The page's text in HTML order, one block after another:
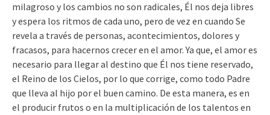
milagroso y los cambios no son radicales, Él nos deja libres
y espera los ritmos de cada uno, pero de vez en cuando Se
revela a través de personas, acontecimientos, dolores y
fracasos, para hacernos crecer en el amor. Ya que, el amor es
necesario para llegar al destino que Él nos tiene reservado,
el Reino de los Cielos, por lo que corrige, como todo Padre
que lleva al hijo por el buen camino. De esta manera, es en
el producir frutos o en la multiplicación de los talentos en